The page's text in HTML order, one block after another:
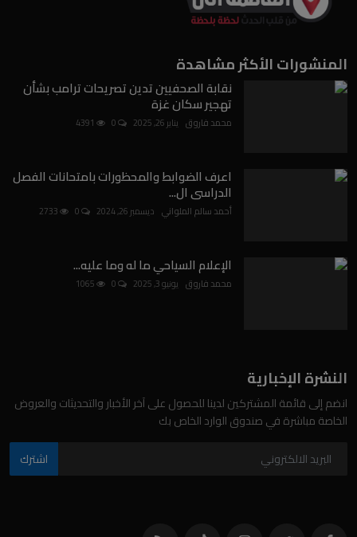
المنشورات الأكثر مشاهدة
نقابة الصحفيين تدين تصريحات ترامب بشأن
تهجير سكان غزة
محمد فاروق يناير 26, 2025
اعرف الضوابط والمحظورات بامتحانات الفصل
الدراسى ال...
أحمد سالم الملواني ديسمبر 26, 2024
الإعلام السياحي ما له وما عليه...
محمد فاروق يونيو 3, 2025
النشرة الإخبارية
انضم إلى قائمة المشتركين لدينا للحصول على آخر الأخبار والتحديثات والعروض
الخاصة مباشرة في صندوق الوارد الخاص بك
اشترك